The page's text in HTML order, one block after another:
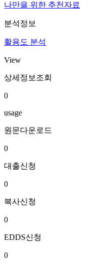
나만을 위한 추천자료
분석정보
활용도 분석
View
상세정보조회
0
usage
원문다운로드
0
대출신청
0
복사신청
0
EDDS신청
0